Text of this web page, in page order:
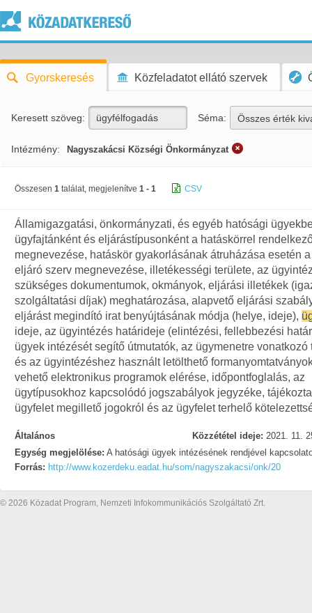
Gyorskeresés Közfeladatot ellátó szervek
Keresett szöveg: Séma: Összes érték
Intézmény: Nagyszakácsi Községi Önkormányzat
Összesen 1 találat, megjelenítve 1 - 1 CSV
Államigazgatási, önkormányzati, és egyéb hatósági
ügyfajtánként és eljárástípusonként a hatáskörrel
megnevezése, hatáskör gyakorlásának átruházása esetén
eljáró szerv megnevezése, illetékességi területe, az
szükséges dokumentumok, okmányok, eljárási illetékek
szolgáltatási díjak) meghatározása, alapvető eljárási
eljárást megindító irat benyújtásának módja (helye, ideje),
ideje, az ügyintézés határideje (elintézési, fellebbezési
ügyek intézését segítő útmutatók, az ügymenetre vonatkozó
és az ügyintézéshez használt letölthető
vehető elektronikus programok elérése, időpontfoglalás, az
ügytípusokhoz kapcsolódó jogszabályok jegyzéke,
ügyfelet megillető jogokról és az ügyfelet terhelő
Általános Közzététel ideje: 2021. 11.
Egység megjelölése: A hatósági ügyek intézésének rendjével
Forrás: http://www.kozerdeku.eadat.hu/som/nagyszakacsi/onk/20
© 2026 Közadat Program, Nemzeti Infokommunikációs Szolgáltató Zrt.